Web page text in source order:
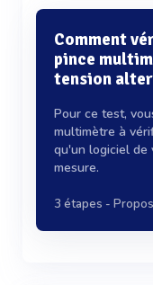
Comment
pince
tension
Pour ce test,
multimètre à
qu'un logiciel de
mesure.
3 étapes -